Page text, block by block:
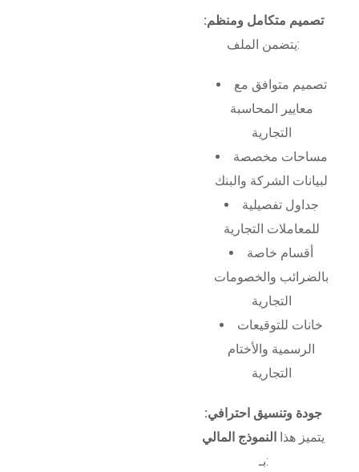
تصميم متكامل ومنظم:
يتضمن الملف:
تصميم متوافق مع
معايير المحاسبة
التجارية
مساحات مخصصة
لبيانات الشركة والبنك
جداول تفصيلية
للمعاملات التجارية
أقسام خاصة
بالضرائب والخصومات
التجارية
خانات للتوقيعات
الرسمية والأختام
التجارية
جودة وتنسيق احترافي:
يتميز هذا
النموذج المالي
بـ: